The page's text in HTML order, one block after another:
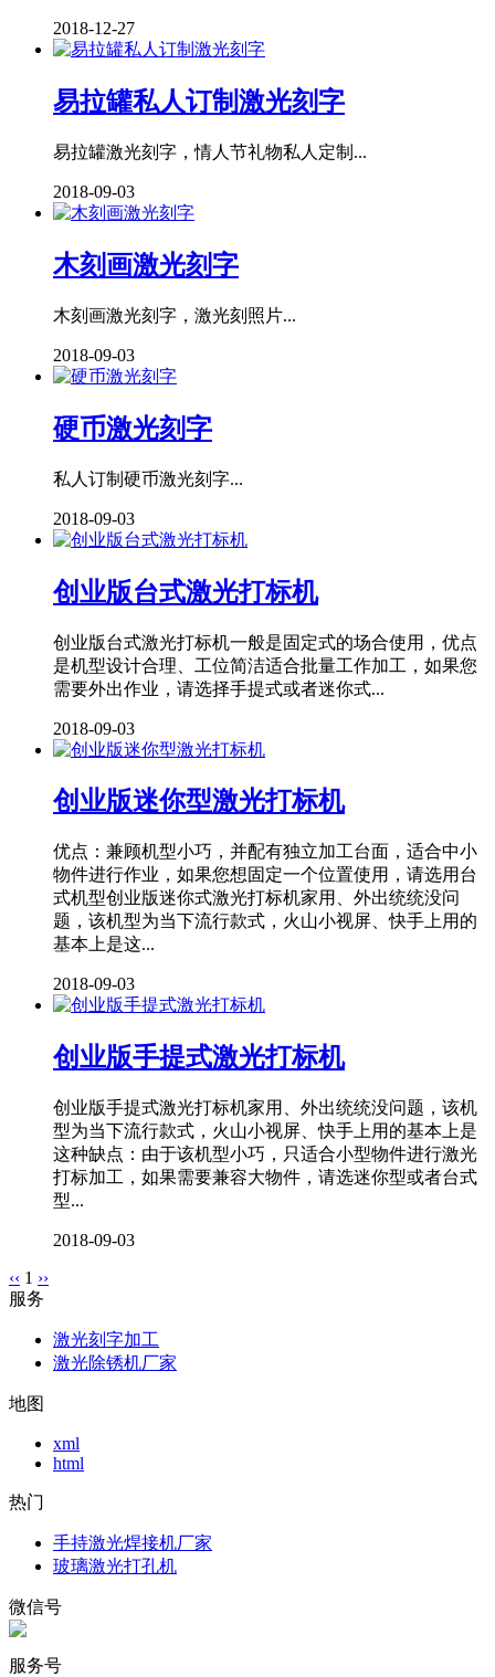
2018-12-27
易拉罐私人订制激光刻字
易拉罐激光刻字，情人节礼物私人定制...
2018-09-03
木刻画激光刻字
木刻画激光刻字，激光刻照片...
2018-09-03
硬币激光刻字
私人订制硬币激光刻字...
2018-09-03
创业版台式激光打标机
创业版台式激光打标机一般是固定式的场合使用，优点
是机型设计合理、工位简洁适合批量工作加工，如果您
需要外出作业，请选择手提式或者迷你式...
2018-09-03
创业版迷你型激光打标机
优点：兼顾机型小巧，并配有独立加工台面，适合中小
物件进行作业，如果您想固定一个位置使用，请选用台
式机型创业版迷你式激光打标机家用、外出统统没问
题，该机型为当下流行款式，火山小视屏、快手上用的
基本上是这...
2018-09-03
创业版手提式激光打标机
创业版手提式激光打标机家用、外出统统没问题，该机
型为当下流行款式，火山小视屏、快手上用的基本上是
这种缺点：由于该机型小巧，只适合小型物件进行激光
打标加工，如果需要兼容大物件，请选迷你型或者台式
型...
2018-09-03
‹‹ 1 ››
服务
激光刻字加工
激光除锈机厂家
地图
xml
html
热门
手持激光焊接机厂家
玻璃激光打孔机
微信号
服务号